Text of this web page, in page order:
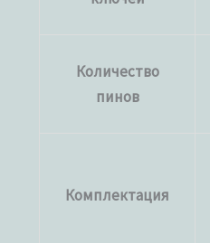
Количество
пинов
Комплектация